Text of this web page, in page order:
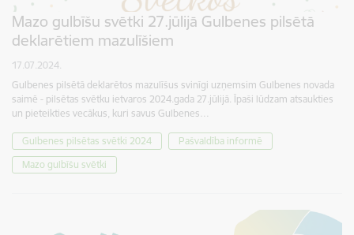
Mazo gulbīšu svētki 27.jūlijā Gulbenes pilsētā
deklarētiem mazulīšiem
17.07.2024.
Gulbenes pilsētā deklarētos mazulīšus svinīgi uzņemsim Gulbenes novada
saimē - pilsētas svētku ietvaros 2024.gada 27.jūlijā. Īpaši lūdzam atsaukties
un pieteikties vecākus, kuri savus Gulbenes…
Gulbenes pilsētas svētki 2024
Pašvaldība informē
Mazo gulbīšu svētki